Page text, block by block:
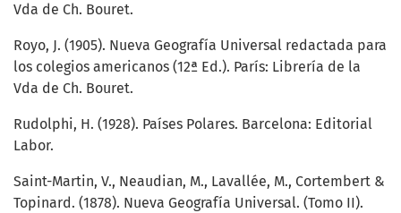
Vda de Ch. Bouret.
Royo, J. (1905). Nueva Geografía Universal redactada para
los colegios americanos (12ª Ed.). París: Librería de la
Vda de Ch. Bouret.
Rudolphi, H. (1928). Países Polares. Barcelona: Editorial
Labor.
Saint-Martin, V., Neaudian, M., Lavallée, M., Cortembert &
Topinard. (1878). Nueva Geografía Universal. (Tomo II).